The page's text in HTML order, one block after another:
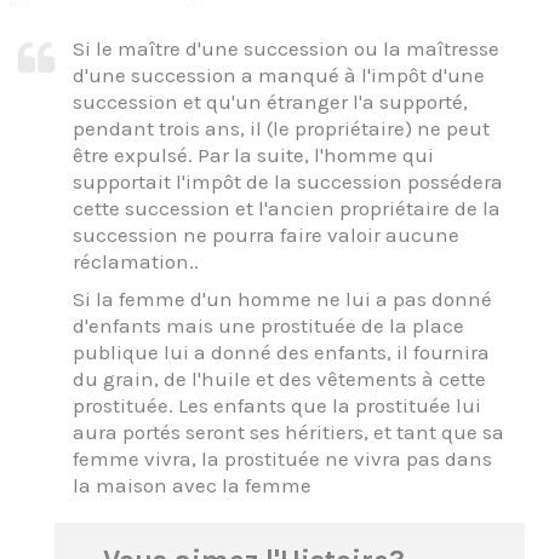
Si le maître d'une succession ou la maîtresse
d'une succession a manqué à l'impôt d'une
succession et qu'un étranger l'a supporté,
pendant trois ans, il (le propriétaire) ne peut
être expulsé. Par la suite, l'homme qui
supportait l'impôt de la succession possédera
cette succession et l'ancien propriétaire de la
succession ne pourra faire valoir aucune
réclamation..
Si la femme d'un homme ne lui a pas donné
d'enfants mais une prostituée de la place
publique lui a donné des enfants, il fournira
du grain, de l'huile et des vêtements à cette
prostituée. Les enfants que la prostituée lui
aura portés seront ses héritiers, et tant que sa
femme vivra, la prostituée ne vivra pas dans
la maison avec la femme